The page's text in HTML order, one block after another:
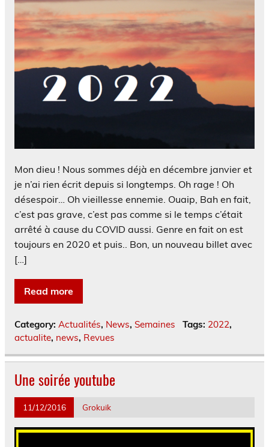
Mon dieu ! Nous sommes déjà en décembre janvier et
je n’ai rien écrit depuis si longtemps. Oh rage ! Oh
désespoir… Oh vieillesse ennemie. Ouaip, Bah en fait,
c’est pas grave, c’est pas comme si le temps c’était
arrêté à cause du COVID aussi. Genre en fait on est
toujours en 2020 et puis.. Bon, un nouveau billet avec
[…]
Read more
Category: Actualités, News, Semaines Tags: 2022,
actualite, news, Revues
Une soirée youtube
11/12/2016 Grokuik